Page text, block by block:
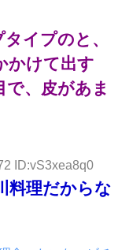
イプのと、
かけて出す
、皮があま
ID:vS3xea8q0
料理だからな